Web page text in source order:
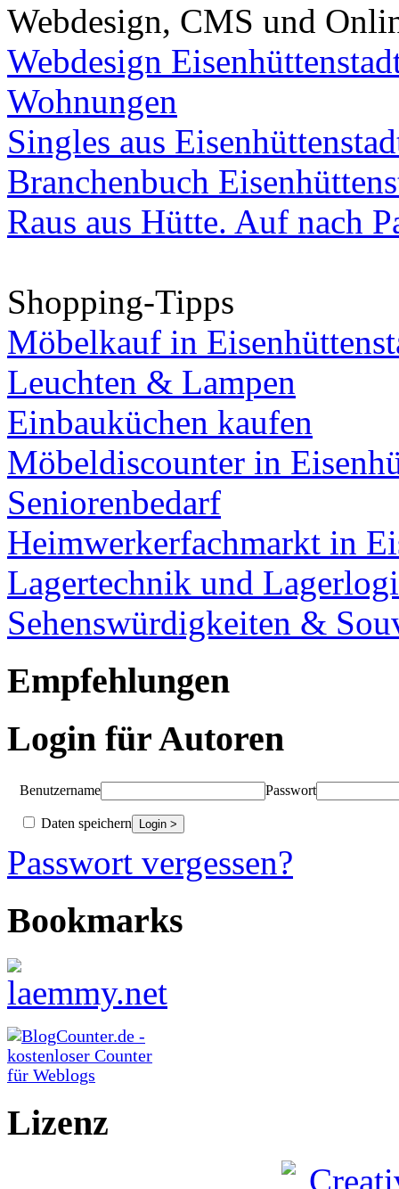
Webdesign, CMS und
Webdesign
Wohnungen
Singles aus
Branchenbuch
Raus aus Hütte. Auf nach
Shopping-Tipps
Möbelkauf in
Leuchten & Lampen
Einbauküchen kaufen
Möbeldiscounter in
Seniorenbedarf
Heimwerkerfachmarkt in
Lagertechnik und
Sehenswürdigkeiten &
Empfehlungen
Login für Autoren
Benutzername Passwort
Daten speichern
Passwort vergessen?
Bookmarks
Lizenz